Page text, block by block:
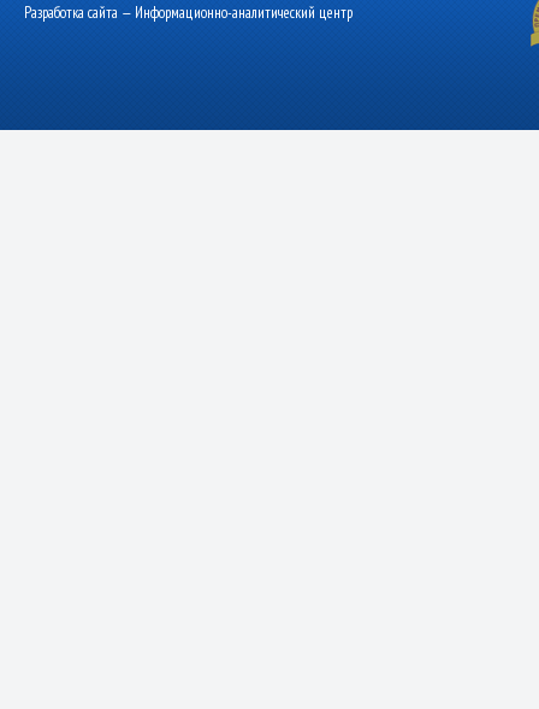
Разработка сайта — Информационно-аналитический центр